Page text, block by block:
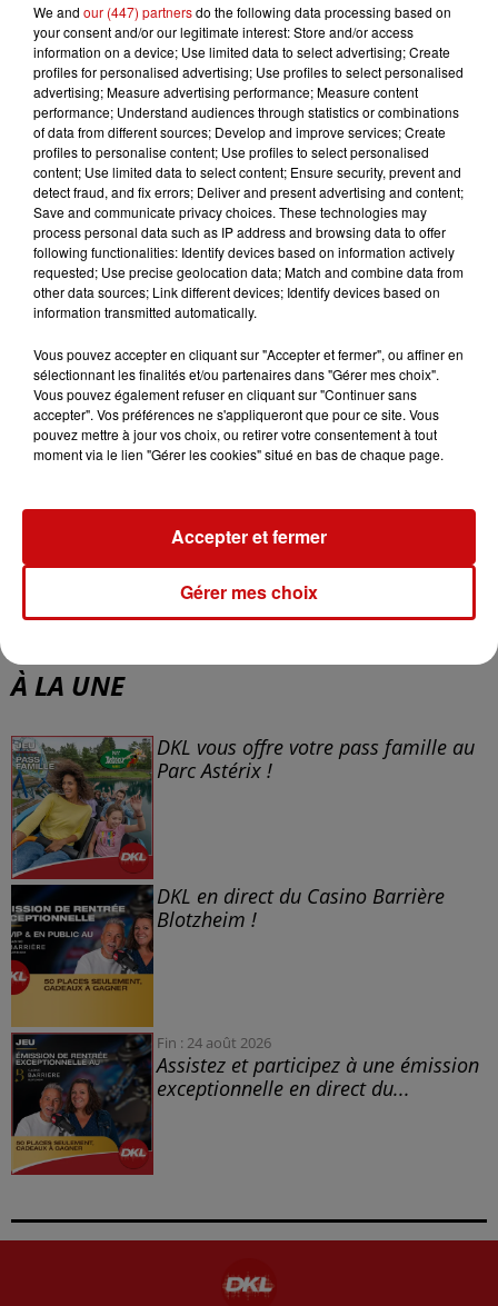
9800 ou par mail
lacroisiereclaudefrancois@gmail.com
Découvrez la brochure détaillée de la croisière en
cliquant sur l'image ci-dessous :
À LA UNE
DKL vous offre votre pass famille au
Parc Astérix !
DKL en direct du Casino Barrière
Blotzheim !
Fin : 24 août 2026
Assistez et participez à une émission
exceptionnelle en direct du...
We and our (447) partnersdo the following data processing based on
your consent and/or our legitimate interest: Store and/or access
information on a device; Use limited data to select advertising; Create
profiles for personalised advertising; Use profiles to select personalised
advertising; Measure advertising performance; Measure content
performance; Understand audiences through statistics or combinations
of data from different sources; Develop and improve services; Create
profiles to personalise content; Use profiles to select personalised
content; Use limited data to select content; Ensure security, prevent and
detect fraud, and fix errors; Deliver and present advertising and content;
Save and communicate privacy choices. These technologies may
process personal data such as IP address and browsing data to offer
following functionalities: Identify devices based on information actively
requested; Use precise geolocation data; Match and combine data from
other data sources; Link different devices; Identify devices based on
information transmitted automatically.
Vous pouvez accepter en cliquant sur "Accepter et fermer", ou affiner en
sélectionnant les finalités et/ou partenaires dans "Gérer mes choix".
Vous pouvez également refuser en cliquant sur "Continuer sans
accepter". Vos préférences ne s'appliqueront que pour ce site. Vous
pouvez mettre à jour vos choix, ou retirer votre consentement à tout
moment via le lien "Gérer les cookies" situé en bas de chaque page.
Gérer mes choix
Accepter et fermer